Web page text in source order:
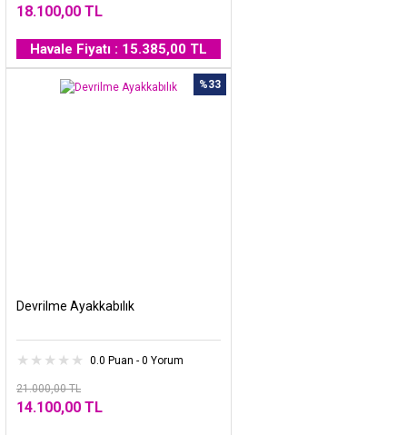
18.100,00 TL
Havale Fiyatı : 15.385,00 TL
%33
Devrilme Ayakkabılık
0.0 Puan - 0 Yorum
21.000,00 TL
14.100,00 TL